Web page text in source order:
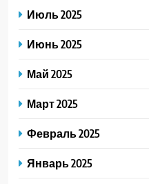
Июль 2025
Июнь 2025
Май 2025
Март 2025
Февраль 2025
Январь 2025